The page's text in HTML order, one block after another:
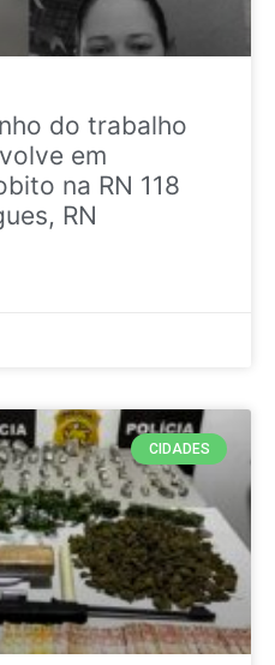
do trabalho
em
na RN 118
RN
CIDADES